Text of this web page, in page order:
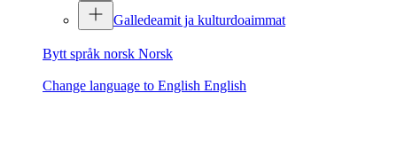
Galledeamit ja kulturdoaimmat
Bytt språk norsk Norsk
Change language to English English